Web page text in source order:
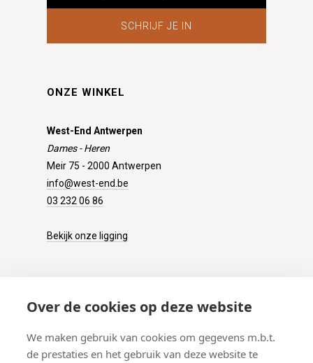
Over de cookies op deze website
We maken gebruik van cookies om gegevens m.b.t.
de prestaties en het gebruik van deze website te
SCHRIJF JE IN
ONZE WINKEL
West-End Antwerpen
Dames - Heren
Meir 75 - 2000 Antwerpen
info@west-end.be
03 232 06 86
Bekijk onze ligging
Verzenden
Retourneren